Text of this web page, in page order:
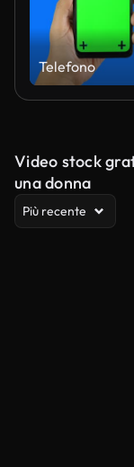
Telefono
Video stock
una donna
Più recente